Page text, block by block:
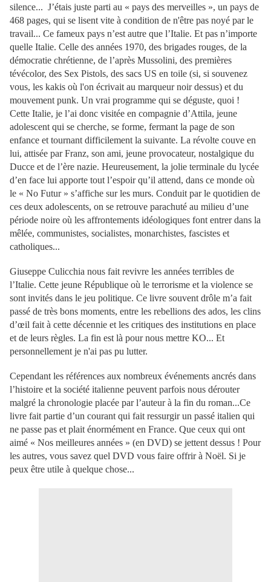
silence... J’étais juste parti au « pays des merveilles », un pays de
468 pages, qui se lisent vite à condition de n'être pas noyé par le
travail... Ce fameux pays n’est autre que l’Italie. Et pas n’importe
quelle Italie. Celle des années 1970, des brigades rouges, de la
démocratie chrétienne, de l’après Mussolini, des premières
tévécolor, des Sex Pistols, des sacs US en toile (si, si souvenez
vous, les kakis où l'on écrivait au marqueur noir dessus) et du
mouvement punk. Un vrai programme qui se déguste, quoi !
Cette Italie, je l’ai donc visitée en compagnie d’Attila, jeune
adolescent qui se cherche, se forme, fermant la page de son
enfance et tournant difficilement la suivante. La révolte couve en
lui, attisée par Franz, son ami, jeune provocateur, nostalgique du
Ducce et de l’ère nazie. Heureusement, la jolie terminale du lycée
d’en face lui apporte tout l’espoir qu’il attend, dans ce monde où
le « No Futur » s’affiche sur les murs. Conduit par le quotidien de
ces deux adolescents, on se retrouve parachuté au milieu d’une
période noire où les affrontements idéologiques font entrer dans la
mêlée, communistes, socialistes, monarchistes, fascistes et
catholiques...
Giuseppe Culicchia nous fait revivre les années terribles de
l’Italie. Cette jeune République où le terrorisme et la violence se
sont invités dans le jeu politique. Ce livre souvent drôle m’a fait
passé de très bons moments, entre les rebellions des ados, les clins
d’œil fait à cette décennie et les critiques des institutions en place
et de leurs règles. La fin est là pour nous mettre KO... Et
personnellement je n'ai pas pu lutter.
Cependant les références aux nombreux événements ancrés dans
l’histoire et la société italienne peuvent parfois nous dérouter
malgré la chronologie placée par l’auteur à la fin du roman...Ce
livre fait partie d’un courant qui fait ressurgir un passé italien qui
ne passe pas et plait énormément en France. Que ceux qui ont
aimé « Nos meilleures années » (en DVD) se jettent dessus ! Pour
les autres, vous savez quel DVD vous faire offrir à Noël. Si je
peux être utile à quelque chose...